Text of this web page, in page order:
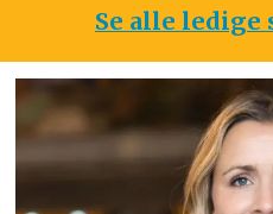
Se alle